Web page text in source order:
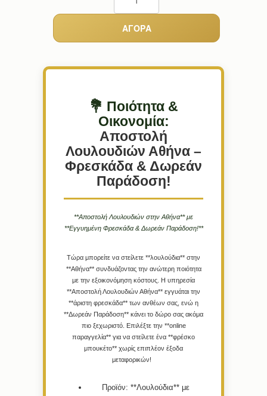
💐 Ποιότητα &
Οικονομία:
Αποστολή
Λουλουδιών Αθήνα –
Φρεσκάδα & Δωρεάν
Παράδοση!
**Αποστολή Λουλουδιών στην Αθήνα** με
**Εγγυημένη Φρεσκάδα & Δωρεάν Παράδοση!**
Τώρα μπορείτε να στείλετε **λουλούδια** στην
**Αθήνα** συνδυάζοντας την ανώτερη ποιότητα
με την εξοικονόμηση κόστους. Η υπηρεσία
**Αποστολή Λουλουδιών Αθήνα** εγγυάται την
**άριστη φρεσκάδα** των ανθέων σας, ενώ η
**Δωρεάν Παράδοση** κάνει το δώρο σας ακόμα
πιο ξεχωριστό. Επιλέξτε την **online
παραγγελία** για να στείλετε ένα **φρέσκο
μπουκέτο** χωρίς επιπλέον έξοδα
μεταφορικών!
Προϊόν: **Λουλούδια** με